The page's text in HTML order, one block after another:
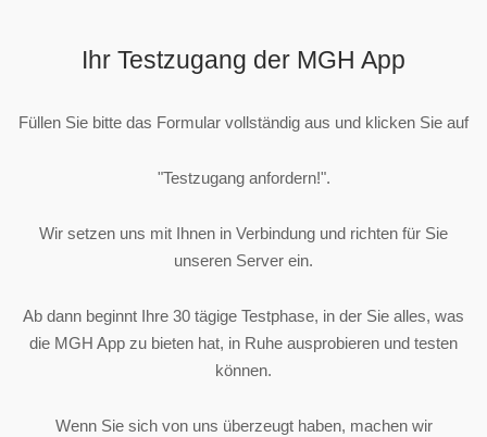
Ihr Testzugang der MGH App
Füllen Sie bitte das Formular vollständig aus und klicken Sie auf
"Testzugang anfordern!".
Wir setzen uns mit Ihnen in Verbindung und richten für Sie
unseren Server ein.
Ab dann beginnt Ihre 30 tägige Testphase, in der Sie alles, was
die MGH App zu bieten hat, in Ruhe ausprobieren und testen
können.
Wenn Sie sich von uns überzeugt haben, machen wir